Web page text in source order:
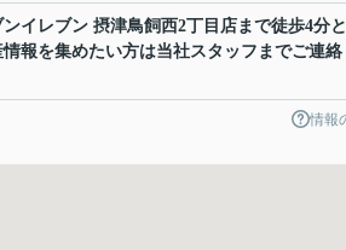
イレブン 摂津鳥飼西2丁目店まで徒歩4分
報を集めたい方は当社スタッフまでご連絡
情報